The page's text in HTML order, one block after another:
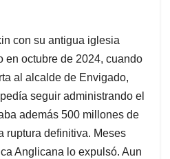
con su antigua iglesia
en octubre de 2024, cuando
al alcalde de Envigado,
seguir administrando el
además 500 millones de
ruptura definitiva. Meses
Anglicana lo expulsó. Aun